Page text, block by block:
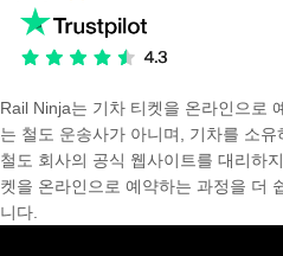
Rail Ninja는 기차 티켓을 온라인으로
는 철도 운송사가 아니며, 기차를 소
철도 회사의 공식 웹사이트를 대리하
켓을 온라인으로 예약하는 과정을 더
니다.